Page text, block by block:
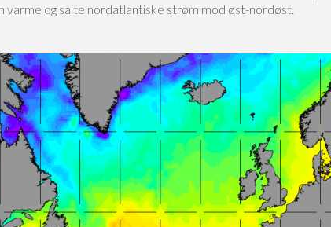
varme og salte nordatlantiske strøm mod øst-nordøst.